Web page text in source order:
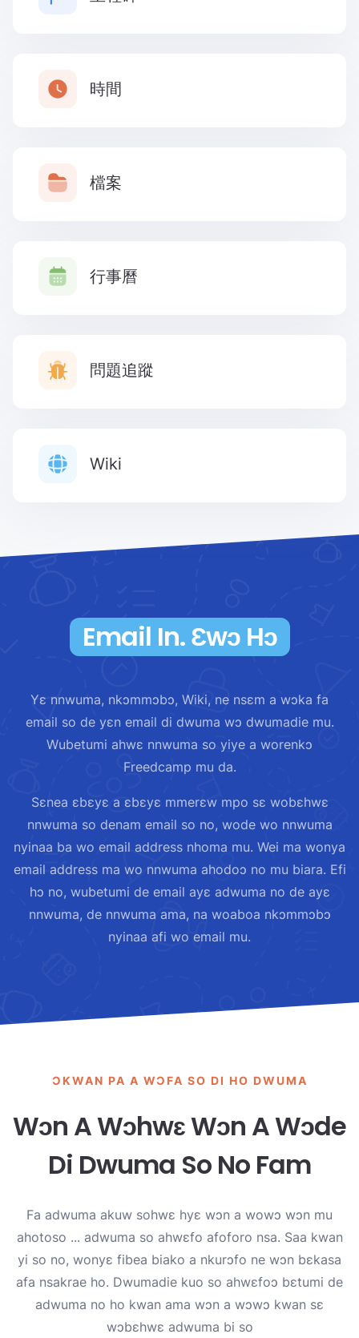
時間
檔案
行事曆
問題追蹤
Wiki
Email In. Ɛwɔ Hɔ
Yɛ nnwuma, nkɔmmɔbɔ, Wiki, ne nsɛm a wɔka fa
email so de yɛn email di dwuma wɔ dwumadie mu.
Wubetumi ahwɛ nnwuma so yiye a worenkɔ
Freedcamp mu da.
Sɛnea ɛbɛyɛ a ɛbɛyɛ mmerɛw mpo sɛ wobɛhwɛ
nnwuma so denam email so no, wode wo nnwuma
nyinaa ba wo email address nhoma mu. Wei ma wonya
email address ma wo nnwuma ahodoɔ no mu biara. Efi
hɔ no, wubetumi de email ayɛ adwuma no de ayɛ
nnwuma, de nnwuma ama, na woaboa nkɔmmɔbɔ
nyinaa afi wo email mu.
ƆKWAN PA A WƆFA SO DI HO DWUMA
Wɔn A Wɔhwɛ Wɔn A Wɔde
Di Dwuma So No Fam
Fa adwuma akuw sohwɛ hyɛ wɔn a wowɔ wɔn mu
ahotoso ... adwuma so ahwɛfo afoforo nsa. Saa kwan
yi so no, wonyɛ fibea biako a nkurɔfo ne wɔn bɛkasa
afa nsakrae ho. Dwumadie kuo so ahwɛfoɔ bɛtumi de
adwuma no ho kwan ama wɔn a wɔwɔ kwan sɛ
wɔbɛhwɛ adwuma bi so